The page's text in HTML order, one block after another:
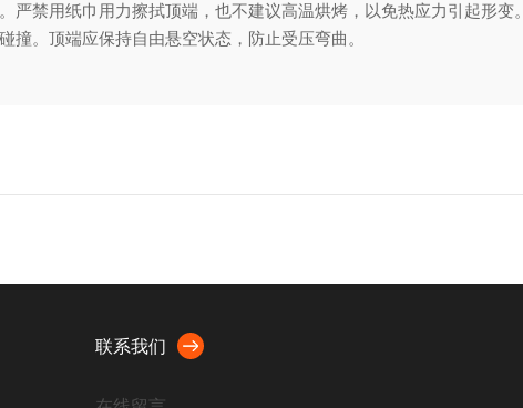
禁用纸巾用力擦拭顶端，也不建议高温烘烤，以免热应力引起形变。
。顶端应保持自由悬空状态，防止受压弯曲。
联系我们